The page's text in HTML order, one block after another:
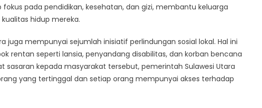
pada pendidikan, kesehatan, dan gizi, membantu keluarga
hidup mereka.
juga mempunyai sejumlah inisiatif perlindungan sosial lokal. Hal ini
rentan seperti lansia, penyandang disabilitas, dan korban bencana
kepada masyarakat tersebut, pemerintah Sulawesi Utara
yang tertinggal dan setiap orang mempunyai akses terhadap